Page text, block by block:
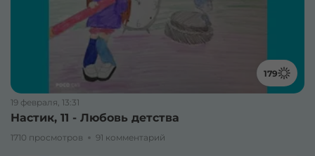
179
19 февраля, 13:31
Настик, 11 - Любовь детства
1710 просмотров 91 комментарий